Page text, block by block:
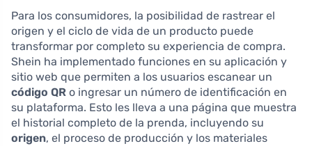
Para los consumidores, la posibilidad de rastrear el
origen y el ciclo de vida de un producto puede
transformar por completo su experiencia de compra.
Shein ha implementado funciones en su aplicación y
sitio web que permiten a los usuarios escanear un
código QR o ingresar un número de identificación en
su plataforma. Esto les lleva a una página que muestra
el historial completo de la prenda, incluyendo su
origen, el proceso de producción y los materiales